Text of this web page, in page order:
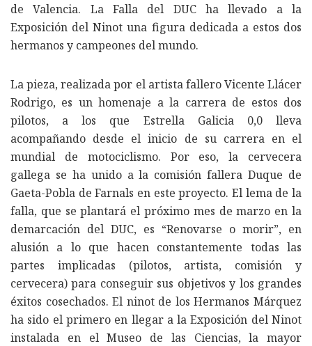
de Valencia. La Falla del DUC ha llevado a la
Exposición del Ninot una figura dedicada a estos dos
hermanos y campeones del mundo.
La pieza, realizada por el artista fallero Vicente Llácer
Rodrigo, es un homenaje a la carrera de estos dos
pilotos, a los que Estrella Galicia 0,0 lleva
acompañando desde el inicio de su carrera en el
mundial de motociclismo. Por eso, la cervecera
gallega se ha unido a la comisión fallera Duque de
Gaeta-Pobla de Farnals en este proyecto. El lema de la
falla, que se plantará el próximo mes de marzo en la
demarcación del DUC, es “Renovarse o morir”, en
alusión a lo que hacen constantemente todas las
partes implicadas (pilotos, artista, comisión y
cervecera) para conseguir sus objetivos y los grandes
éxitos cosechados. El ninot de los Hermanos Márquez
ha sido el primero en llegar a la Exposición del Ninot
instalada en el Museo de las Ciencias, la mayor